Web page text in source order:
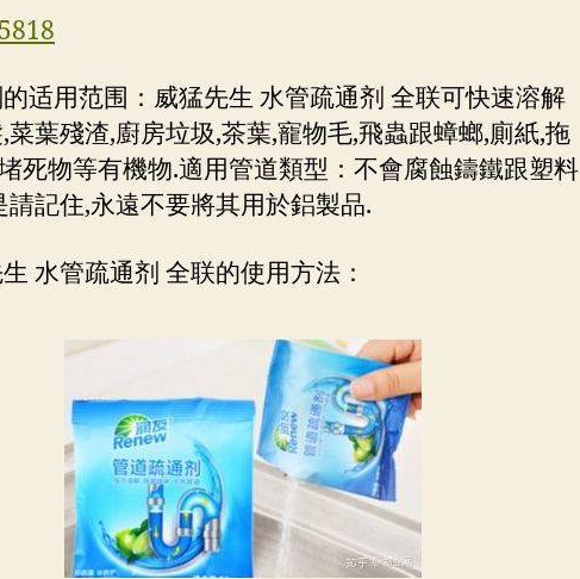
适用范围：威猛先生 水管疏通剂 全联可快速溶解
菜葉殘渣,廚房垃圾,茶葉,寵物毛,飛蟲跟蟑螂,廁紙,拖
死物等有機物.適用管道類型：不會腐蝕鑄鐵跟塑料
請記住,永遠不要將其用於鋁製品.
水管疏通剂 全联的使用方法：